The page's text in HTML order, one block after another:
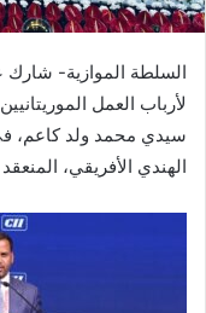
السلطة الموازية- شارك
لأرباب العمل
سيدي محمد ولد كاعم،
الهندي الأفريقي،